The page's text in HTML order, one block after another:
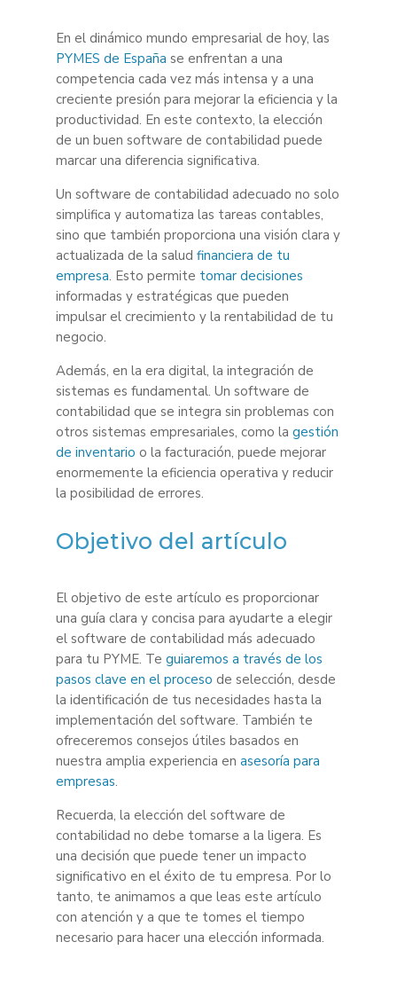
En el dinámico mundo empresarial de hoy, las
PYMES de España se enfrentan a una
competencia cada vez más intensa y a una
creciente presión para mejorar la eficiencia y la
productividad. En este contexto, la elección
de un buen software de contabilidad puede
marcar una diferencia significativa.
Un software de contabilidad adecuado no solo
simplifica y automatiza las tareas contables,
sino que también proporciona una visión clara y
actualizada de la salud financiera de tu
empresa. Esto permite tomar decisiones
informadas y estratégicas que pueden
impulsar el crecimiento y la rentabilidad de tu
negocio.
Además, en la era digital, la integración de
sistemas es fundamental. Un software de
contabilidad que se integra sin problemas con
otros sistemas empresariales, como la gestión
de inventario o la facturación, puede mejorar
enormemente la eficiencia operativa y reducir
la posibilidad de errores.
Objetivo del artículo
El objetivo de este artículo es proporcionar
una guía clara y concisa para ayudarte a elegir
el software de contabilidad más adecuado
para tu PYME. Te guiaremos a través de los
pasos clave en el proceso de selección, desde
la identificación de tus necesidades hasta la
implementación del software. También te
ofreceremos consejos útiles basados en
nuestra amplia experiencia en asesoría para
empresas.
Recuerda, la elección del software de
contabilidad no debe tomarse a la ligera. Es
una decisión que puede tener un impacto
significativo en el éxito de tu empresa. Por lo
tanto, te animamos a que leas este artículo
con atención y a que te tomes el tiempo
necesario para hacer una elección informada.